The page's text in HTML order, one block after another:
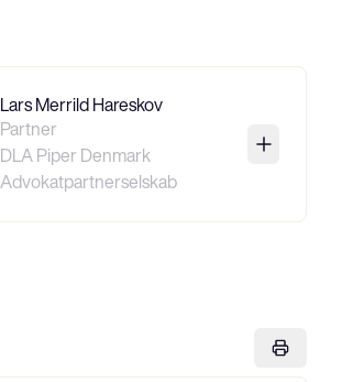
Lars Merrild Hareskov
Partner
DLA Piper Denmark
Advokatpartnerselskab